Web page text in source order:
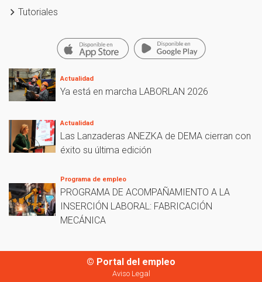
Tutoriales
Actualidad
Ya está en marcha LABORLAN 2026
Actualidad
Las Lanzaderas ANEZKA de DEMA cierran con
éxito su última edición
Programa de empleo
PROGRAMA DE ACOMPAÑAMIENTO A LA
INSERCIÓN LABORAL: FABRICACIÓN
MECÁNICA
© Portal del empleo
Aviso Legal